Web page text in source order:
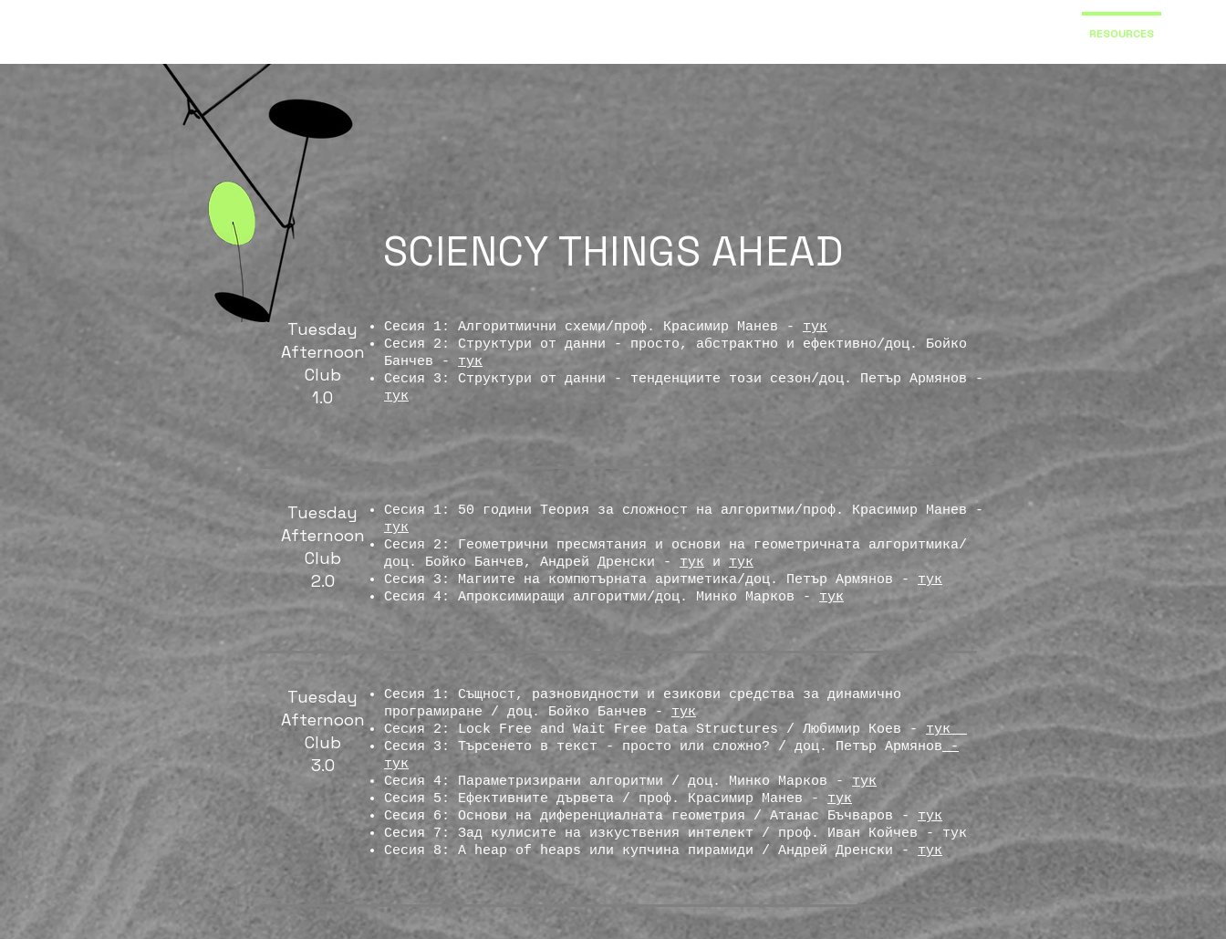
RESOURCES
SCIENCY THINGS AHEAD
Tuesday
Afternoon
Club
1.0
Сесия 1: Алгоритмични схеми/проф. Красимир Манев - тук
Сесия 2: Структури от данни - просто, абстрактно и ефективно/доц. Бойко
Банчев - тук
Сесия 3: Структури от данни - тенденциите този сезон/доц. Петър Армянов -
тук
Tuesday
Afternoon
Club
2.0
Сесия 1: 50 години Теория за сложност на алгоритми/проф. Красимир Манев -
тук
Сесия 2: Геометрични пресмятания и основи на геометричната алгоритмика/
доц. Бойко Банчев, Андрей Дренски - тук и тук
Сесия 3: Магиите на компютърната аритметика/доц. Петър Армянов - тук
Сесия 4: Апроксимиращи алгоритми/доц. Минко Марков - тук
Tuesday
Afternoon
Club
3.0
Сесия 1: Същност, разновидности и езикови средства за динамично
програмиране / доц. Бойко Банчев - тук
Сесия 2: Lock Free and Wait Free Data Structures / Любимир Коев - тук
Сесия 3: Търсенето в текст - просто или сложно? / доц. Петър Армянов -
тук
Сесия 4: Параметризирани алгоритми / доц. Минко Марков -тук
Сесия 5: Ефективните дървета / проф. Красимир Манев - тук
Сесия 6: Основи на диференциалната геометрия / Атанас Бъчваров - тук
Сесия 7: Зад кулисите на изкуствения интелект / проф. Иван Койчев - тук
Сесия 8: A heap of heaps или купчина пирамиди / Андрей Дренски - тук